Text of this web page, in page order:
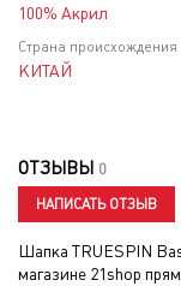
100% Акрил
Страна происхождения
КИТАЙ
ОТЗЫВЫ 0
НАПИСАТЬ ОТЗЫВ
Шапка TRUESPIN
магазине 21shop